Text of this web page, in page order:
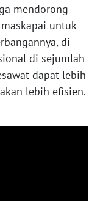
mendorong
untuk
di
di sejumlah
dapat lebih
lebih efisien.